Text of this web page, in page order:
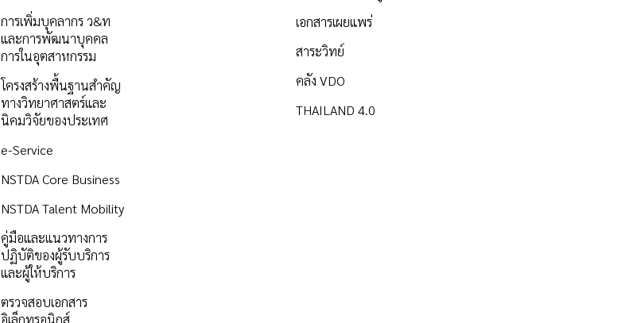
การเพิ่มบุคลากร ว&ท
และการพัฒนาบุคคล
การในอุตสาหกรรม
โครงสร้างพื้นฐานสำคัญ
ทางวิทยาศาสตร์และ
นิคมวิจัยของประเทศ
e-Service
NSTDA Core Business
NSTDA Talent Mobility
คู่มือและแนวทางการ
ปฏิบัติของผู้รับบริการ
และผู้ให้บริการ
ตรวจสอบเอกสาร
อิเล็กทรอนิกส์
เอกสารเผยแพร่
สาระวิทย์
คลัง VDO
THAILAND 4.0